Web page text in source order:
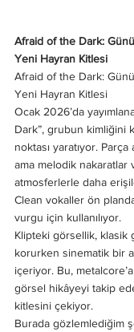
Afraid of the Dark:
Yeni Hayran Kitlesi
Afraid of the Dark:
Yeni Hayran Kitlesi
Ocak 2026’da
Dark”, grubun kimliğini
noktası yaratıyor.
ama melodik nakaratlar
atmosferlerle daha
Clean vokaller ön
vurgu için kullanılıyor.
Klipteki görsellik, klasik
korurken sinematik bir
içeriyor. Bu,
görsel hikâyeyi takip
kitlesini çekiyor.
Burada gözlemlediğim